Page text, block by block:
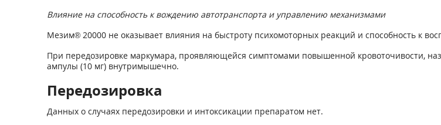
Влияние на способность к вождению автотранспорта и управлению механизмами
Мезим®20000 не оказывает влияния на быстроту психомоторных реакций и способность к
При передозировке маркумара, проявляющейся симптомами повышенной кровоточивости,
ампулы (10 мг) внутримышечно.
Передозировка
Данных о случаях передозировки и интоксикации препаратом нет.